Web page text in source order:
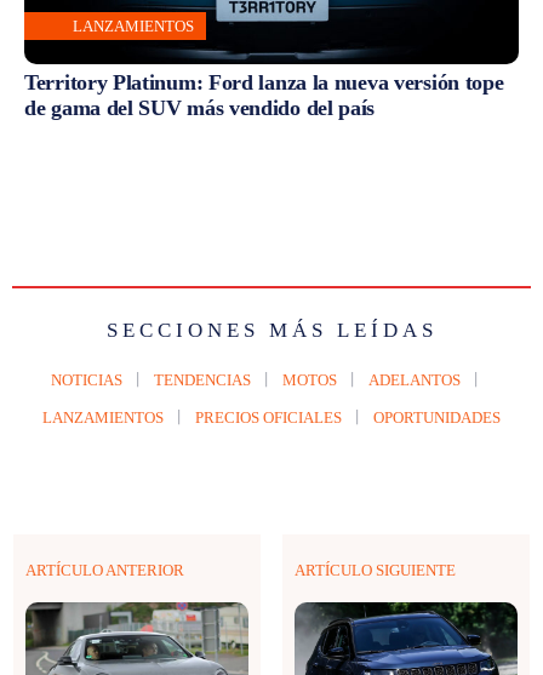
LANZAMIENTOS
Territory Platinum: Ford lanza la nueva versión tope
de gama del SUV más vendido del país
SECCIONES MÁS LEÍDAS
NOTICIAS TENDENCIAS MOTOS ADELANTOS
LANZAMIENTOS PRECIOS OFICIALES OPORTUNIDADES
ARTÍCULO ANTERIOR ARTÍCULO SIGUIENTE